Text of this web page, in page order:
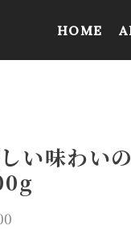
HOME
い味わい